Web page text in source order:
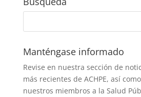
Manténgase informado
Revise en nuestra sección de
más recientes de ACHPE, así
nuestros miembros a la Salud